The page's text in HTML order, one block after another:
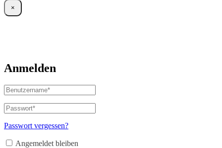
×
Anmelden
Benutzername
oder
E-
Mail-
Adresse*
Passwort*
Erforderlich
Passwort vergessen?
Angemeldet bleiben